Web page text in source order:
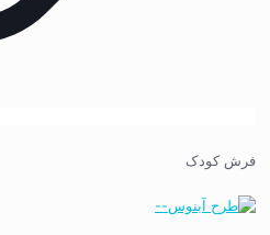
فرش کودک